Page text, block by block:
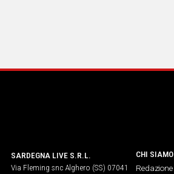
IN
STORIE
SARDEGNA LIVE S.R.L.
Via Fleming snc Alghero (SS) 07041
CHI SIAMO
Redazione